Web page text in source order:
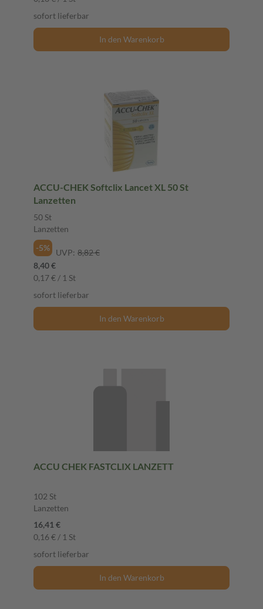
sofort lieferbar
In den Warenkorb
ACCU-CHEK Softclix Lancet XL 50 St
Lanzetten
50 St
Lanzetten
-5%
UVP: 8,82 €
8,40 €
0,17 € / 1 St
sofort lieferbar
In den Warenkorb
ACCU CHEK FASTCLIX LANZETT
102 St
Lanzetten
16,41 €
0,16 € / 1 St
sofort lieferbar
In den Warenkorb